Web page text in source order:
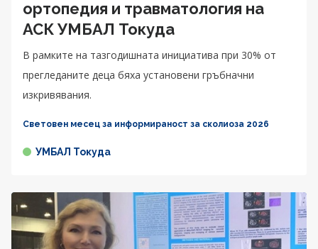
ортопедия и травматология на
АСК УМБАЛ Токуда
В рамките на тазгодишната инициатива при 30% от
прегледаните деца бяха установени гръбначни
изкривявания.
Световен месец за информираност за сколиоза 2026
УМБАЛ Токуда